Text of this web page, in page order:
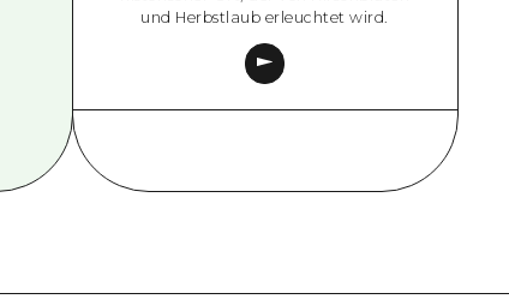
und Herbstlaub erleuchtet wird.